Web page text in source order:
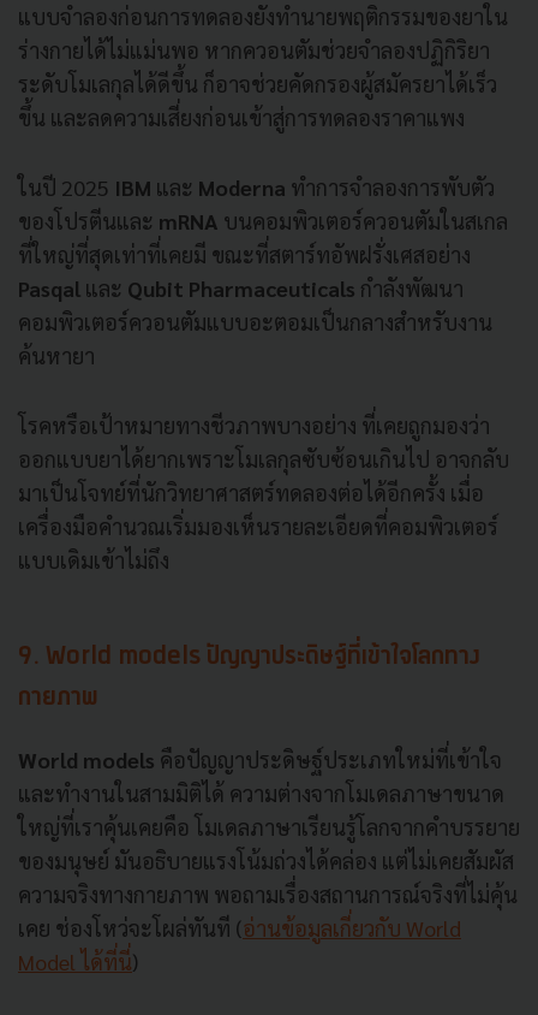
แบบจำลองก่อนการทดลองยังทำนายพฤติกรรมของยาใน
ร่างกายได้ไม่แม่นพอ หากควอนตัมช่วยจำลองปฏิกิริยา
ระดับโมเลกุลได้ดีขึ้น ก็อาจช่วยคัดกรองผู้สมัครยาได้เร็ว
ขึ้น และลดความเสี่ยงก่อนเข้าสู่การทดลองราคาแพง
ในปี 2025 IBM และ Moderna ทำการจำลองการพับตัว
ของโปรตีนและ mRNA บนคอมพิวเตอร์ควอนตัมในสเกล
ที่ใหญ่ที่สุดเท่าที่เคยมี ขณะที่สตาร์ทอัพฝรั่งเศสอย่าง
Pasqal และ Qubit Pharmaceuticals กำลังพัฒนา
คอมพิวเตอร์ควอนตัมแบบอะตอมเป็นกลางสำหรับงาน
ค้นหายา
โรคหรือเป้าหมายทางชีวภาพบางอย่าง ที่เคยถูกมองว่า
ออกแบบยาได้ยากเพราะโมเลกุลซับซ้อนเกินไป อาจกลับ
มาเป็นโจทย์ที่นักวิทยาศาสตร์ทดลองต่อได้อีกครั้ง เมื่อ
เครื่องมือคำนวณเริ่มมองเห็นรายละเอียดที่คอมพิวเตอร์
แบบเดิมเข้าไม่ถึง
9. World models ปัญญาประดิษฐ์ที่เข้าใจโลกทาง
กายภาพ
World models คือปัญญาประดิษฐ์ประเภทใหม่ที่เข้าใจ
และทำงานในสามมิติได้ ความต่างจากโมเดลภาษาขนาด
ใหญ่ที่เราคุ้นเคยคือ โมเดลภาษาเรียนรู้โลกจากคำบรรยาย
ของมนุษย์ มันอธิบายแรงโน้มถ่วงได้คล่อง แต่ไม่เคยสัมผัส
ความจริงทางกายภาพ พอถามเรื่องสถานการณ์จริงที่ไม่คุ้น
เคย ช่องโหว่จะโผล่ทันที (อ่านข้อมูลเกี่ยวกับ World
Model ได้ที่นี่)